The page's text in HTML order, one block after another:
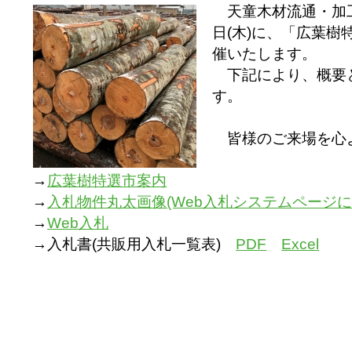
天童木材流通・加
日(木)に、「広葉樹
催いたします。
下記により、概要
す。
皆様のご来場を心
→ 広葉樹特選市案内
→ 入札物件丸太画像(Web入札システムページ
→Web入札
→入札書(共販用入札一覧表) PDF Excel